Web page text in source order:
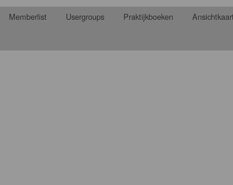
Memberlist Usergroups Praktijkboeken